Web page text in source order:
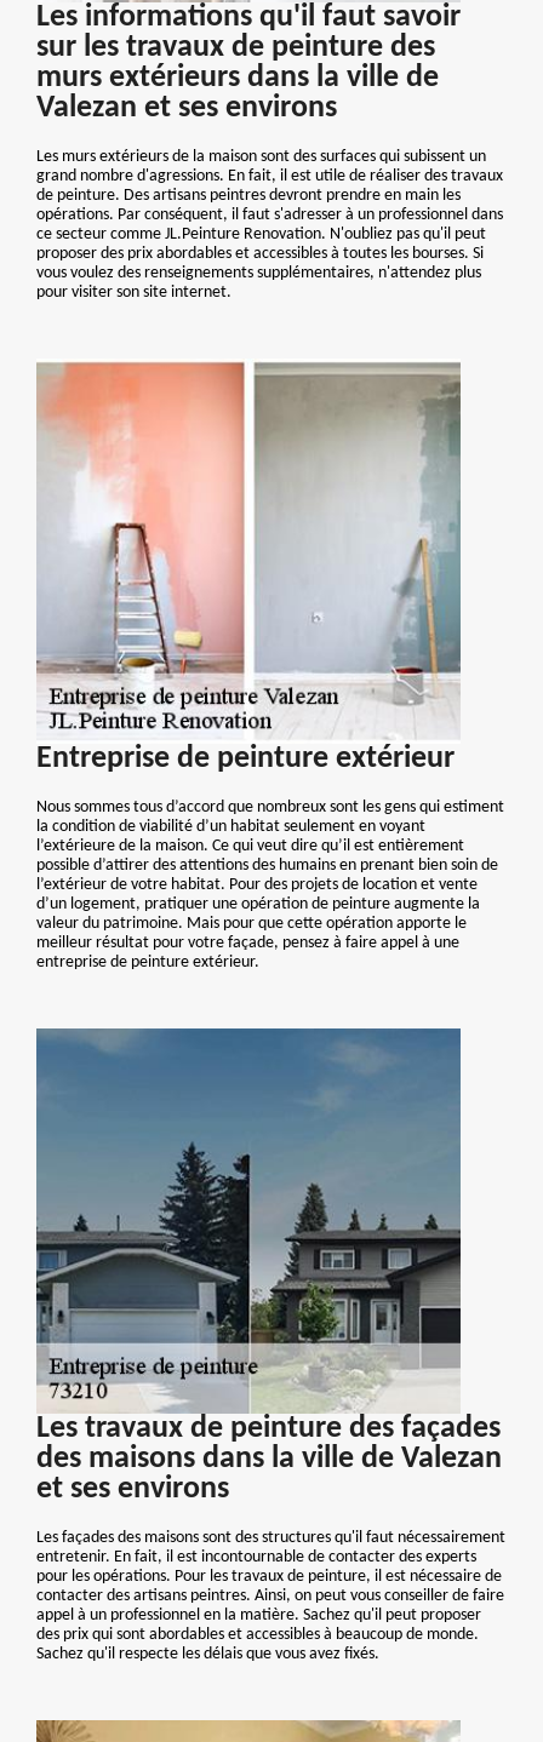
Les informations qu'il faut savoir
sur les travaux de peinture des
murs extérieurs dans la ville de
Valezan et ses environs
Les murs extérieurs de la maison sont des surfaces qui subissent un
grand nombre d'agressions. En fait, il est utile de réaliser des travaux
de peinture. Des artisans peintres devront prendre en main les
opérations. Par conséquent, il faut s'adresser à un professionnel dans
ce secteur comme JL.Peinture Renovation. N'oubliez pas qu'il peut
proposer des prix abordables et accessibles à toutes les bourses. Si
vous voulez des renseignements supplémentaires, n'attendez plus
pour visiter son site internet.
Entreprise de peinture extérieur
Nous sommes tous d’accord que nombreux sont les gens qui estiment
la condition de viabilité d’un habitat seulement en voyant
l’extérieure de la maison. Ce qui veut dire qu’il est entièrement
possible d’attirer des attentions des humains en prenant bien soin de
l’extérieur de votre habitat. Pour des projets de location et vente
d’un logement, pratiquer une opération de peinture augmente la
valeur du patrimoine. Mais pour que cette opération apporte le
meilleur résultat pour votre façade, pensez à faire appel à une
entreprise de peinture extérieur.
Les travaux de peinture des façades
des maisons dans la ville de Valezan
et ses environs
Les façades des maisons sont des structures qu'il faut nécessairement
entretenir. En fait, il est incontournable de contacter des experts
pour les opérations. Pour les travaux de peinture, il est nécessaire de
contacter des artisans peintres. Ainsi, on peut vous conseiller de faire
appel à un professionnel en la matière. Sachez qu'il peut proposer
des prix qui sont abordables et accessibles à beaucoup de monde.
Sachez qu'il respecte les délais que vous avez fixés.